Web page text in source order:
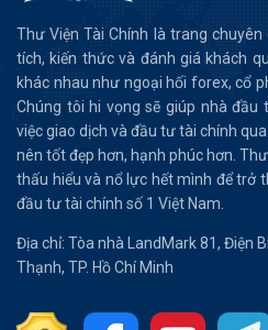
Thư Viện Tài Chính là trang
tích, kiến thức và đánh giá khách
khác nhau như ngoại hối forex, cổ
Chúng tôi hi vọng sẽ giúp nhà
việc giao dịch và đầu tư tài chính
nên tốt đẹp hơn, hạnh phúc hơn.
thấu hiểu và nổ lực hết mình để trở
đầu tư tài chính số 1 Việt Nam.
Địa chỉ: Tòa nhà LandMark 81, Điện
Thạnh, TP. Hồ Chí Minh